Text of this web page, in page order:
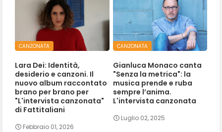
CANZONATA
Lara Dei: Identità,
desiderio e canzoni. Il
nuovo album raccontato
brano per brano per
"L'intervista canzonata"
di Fattitaliani
Febbraio 01, 2026
CANZONATA
Gianluca Monaco canta
"Senza la metrica": la
musica prende e ruba
sempre l’anima.
L'intervista canzonata
Luglio 02, 2025